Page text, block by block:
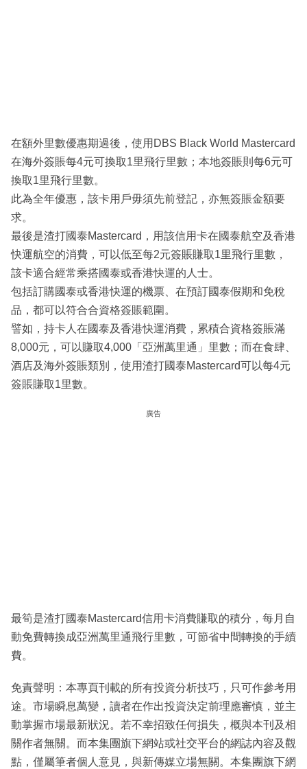
在額外里數優惠期過後，使用DBS Black World Mastercard
在海外簽賬每4元可換取1里飛行里數；本地簽賬則每6元可
換取1里飛行里數。
此為全年優惠，該卡用戶毋須先前登記，亦無簽賬金額要
求。
最後是渣打國泰Mastercard，用該信用卡在國泰航空及香港
快運航空的消費，可以低至每2元簽賬賺取1里飛行里數，
該卡適合經常乘搭國泰或香港快運的人士。
包括訂購國泰或香港快運的機票、在預訂國泰假期和免稅
品，都可以符合合資格簽賬範圍。
譬如，持卡人在國泰及香港快運消費，累積合資格簽賬滿
8,000元，可以賺取4,000「亞洲萬里通」里數；而在食肆、
酒店及海外簽賬類別，使用渣打國泰Mastercard可以每4元
簽賬賺取1里數。
廣告
最筍是渣打國泰Mastercard信用卡消費賺取的積分，每月自
動免費轉換成亞洲萬里通飛行里數，可節省中間轉換的手續
費。
免責聲明：本專頁刊載的所有投資分析技巧，只可作參考用
途。市場瞬息萬變，讀者在作出投資決定前理應審慎，並主
動掌握市場最新狀況。若不幸招致任何損失，概與本刊及相
關作者無關。而本集團旗下網站或社交平台的網誌內容及觀
點，僅屬筆者個人意見，與新傳媒立場無關。本集團旗下網